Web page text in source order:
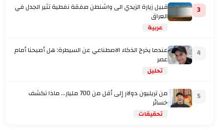
3 قبيل زيارة الزيدي الى واشنطن صفقة نفطية تثير الجدل في
العراق
عربية
4 عندما يخرج الذكاء الاصطناعي عن السيطرة: هل أصبحنا أمام
عصر
تحليل
5 من تريليون دولار إلى أقل من 700 مليار… ماذا تكشف
خسائر
تحقيقات